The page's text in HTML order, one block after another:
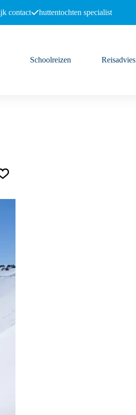
contact huttentochten specialist
Schoolreizen Reisadvies